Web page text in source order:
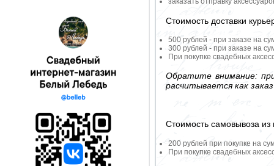
Стоимость доставки
500 рублей - при заказе на
300 рублей - при заказе на
При покупке свадебных
Обратите внимание:
расчитывается как
Стоимость самовывоза из
200 рублей при покупке на
При покупке свадебных